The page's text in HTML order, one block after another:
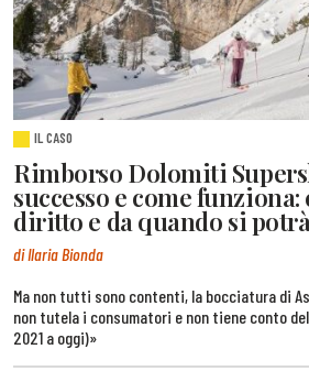
IL CASO
Rimborso Dolomiti
successo e come
diritto e da quando si
di Ilaria Bionda
Ma non tutti sono contenti, la bocciatura di
non tutela i consumatori e non tiene conto
2021 a oggi)»